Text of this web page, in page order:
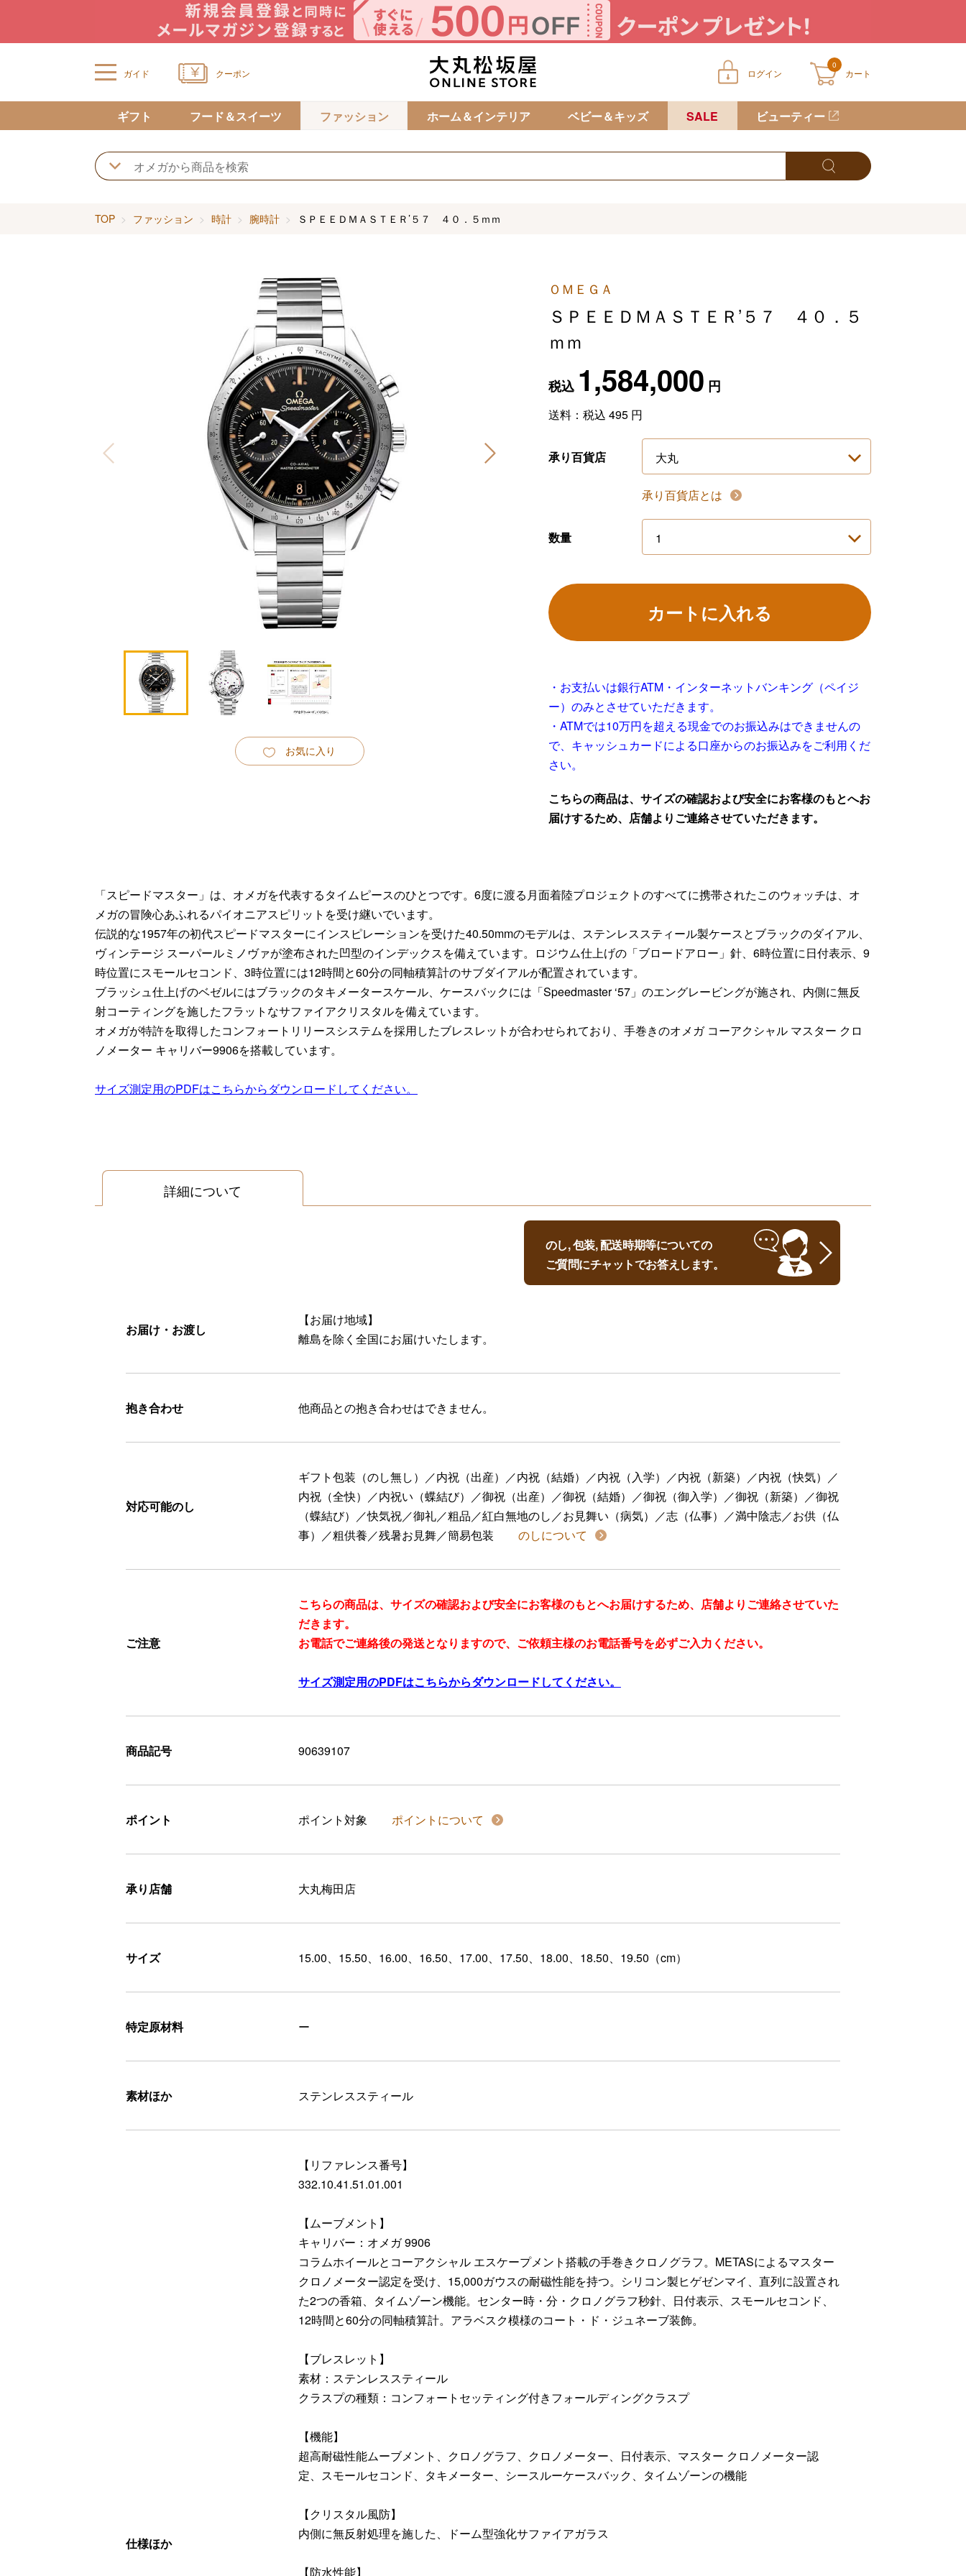
ガイド クーポン ログイン
0
カート
カートに商品が入っていません
ギフト フード＆スイーツ ファッション ホーム＆インテリア ベビー＆キッズ SALE ビューティー
TOP ファッション 時計 腕時計 ＳＰＥＥＤＭＡＳＴＥＲ’５７ ４０．５ｍｍ
お気に入り
ＯＭＥＧＡ
ＳＰＥＥＤＭＡＳＴＥＲ’５７ ４０．５
ｍｍ
税込 1,584,000 円
送料：税込 495円
承り百貨店
承り百貨店とは
数量
カートに入れる
・お支払いは銀行ATM・インターネットバンキング（ペイジ
ー）のみとさせていただきます。
・ATMでは10万円を超える現金でのお振込みはできませんの
で、キャッシュカードによる口座からのお振込みをご利用くだ
さい。
こちらの商品は、サイズの確認および安全にお客様のもとへお
届けするため、店舗よりご連絡させていただきます。
「スピードマスター」は、オメガを代表するタイムピースのひとつです。6度に渡る月面着陸プロジェクトのすべてに携帯されたこのウォッチは、オ
メガの冒険心あふれるパイオニアスピリットを受け継いでいます。
伝説的な1957年の初代スピードマスターにインスピレーションを受けた40.50mmのモデルは、ステンレススティール製ケースとブラックのダイアル、
ヴィンテージ スーパールミノヴァが塗布された凹型のインデックスを備えています。ロジウム仕上げの「ブロードアロー」針、6時位置に日付表示、9
時位置にスモールセコンド、3時位置には12時間と60分の同軸積算計のサブダイアルが配置されています。
ブラッシュ仕上げのベゼルにはブラックのタキメータースケール、ケースバックには「Speedmaster ‘57」のエングレービングが施され、内側に無反
射コーティングを施したフラットなサファイアクリスタルを備えています。
オメガが特許を取得したコンフォートリリースシステムを採用したブレスレットが合わせられており、手巻きのオメガ コーアクシャル マスター クロ
ノメーター キャリバー9906を搭載しています。
サイズ測定用のPDFはこちらからダウンロードしてください。
詳細について
のし, 包装, 配送時期等についての
ご質問にチャットでお答えします。
お届け・お渡し
【お届け地域】
離島を除く全国にお届けいたします。
抱き合わせ 他商品との抱き合わせはできません。
対応可能のし
ギフト包装（のし無し）／内祝（出産）／内祝（結婚）／内祝（入学）／内祝（新築）／内祝（快気）／
内祝（全快）／内祝い（蝶結び）／御祝（出産）／御祝（結婚）／御祝（御入学）／御祝（新築）／御祝
（蝶結び）／快気祝／御礼／粗品／紅白無地のし／お見舞い（病気）／志（仏事）／満中陰志／お供（仏
事）／粗供養／残暑お見舞／簡易包装
のしについて
ご注意
こちらの商品は、サイズの確認および安全にお客様のもとへお届けするため、店舗よりご連絡させていた
だきます。
お電話でご連絡後の発送となりますので、ご依頼主様のお電話番号を必ずご入力ください。
サイズ測定用のPDFはこちらからダウンロードしてください。
商品記号 90639107
ポイント ポイント対象 ポイントについて
承り店舗 大丸梅田店
サイズ 15.00、15.50、16.00、16.50、17.00、17.50、18.00、18.50、19.50（cm）
特定原材料 ー
素材ほか ステンレススティール
仕様ほか
【リファレンス番号】
332.10.41.51.01.001
【ムーブメント】
キャリバー：オメガ 9906
コラムホイールとコーアクシャル エスケープメント搭載の手巻きクロノグラフ。METASによるマスター
クロノメーター認定を受け、15,000ガウスの耐磁性能を持つ。シリコン製ヒゲゼンマイ、直列に設置され
た2つの香箱、タイムゾーン機能。センター時・分・クロノグラフ秒針、日付表示、スモールセコンド、
12時間と60分の同軸積算計。アラベスク模様のコート・ド・ジュネーブ装飾。
【ブレスレット】
素材：ステンレススティール
クラスプの種類：コンフォートセッティング付きフォールディングクラスプ
【機能】
超高耐磁性能ムーブメント、クロノグラフ、クロノメーター、日付表示、マスター クロノメーター認
定、スモールセコンド、タキメーター、シースルーケースバック、タイムゾーンの機能
【クリスタル風防】
内側に無反射処理を施した、ドーム型強化サファイアガラス
【防水性能】